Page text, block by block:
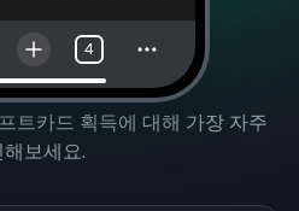
4
트카드 획득에 대해 가장 자주
보세요.